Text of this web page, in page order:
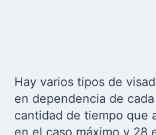
Hay varios tipos de
en dependencia de
cantidad de tiempo que
en el caso máximo y 28